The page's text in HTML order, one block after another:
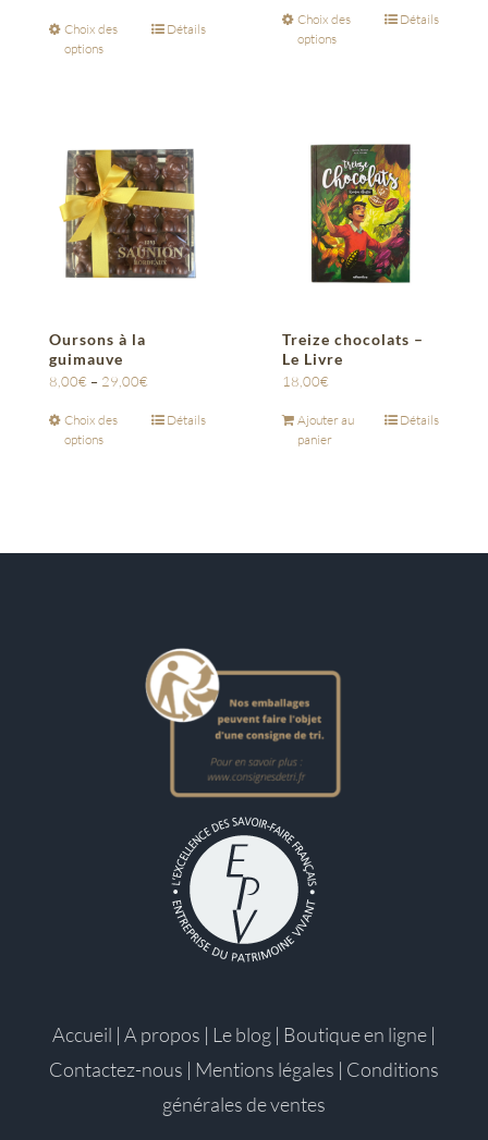
Choix des
options
Détails
Choix des
options
Détails
Oursons à la
guimauve
8,00€ – 29,00€
Choix des
options
Détails
Treize chocolats –
Le Livre
18,00€
Ajouter au
panier
Détails
Accueil | A propos | Le blog | Boutique en ligne |
Contactez-nous | Mentions légales | Conditions
générales de ventes